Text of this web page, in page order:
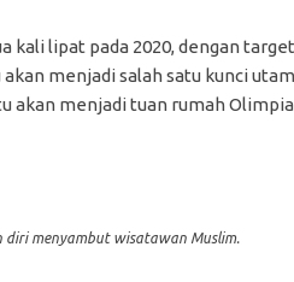
lipat pada 2020, dengan
menjadi salah satu kunci
akan menjadi tuan rumah
menyambut wisatawan Muslim.